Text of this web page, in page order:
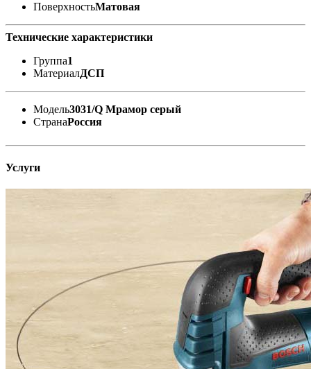
ПоверхностьМатовая
Технические характеристики
Группа1
МатериалДСП
Модель3031/Q Мрамор серый
СтранаРоссия
Услуги